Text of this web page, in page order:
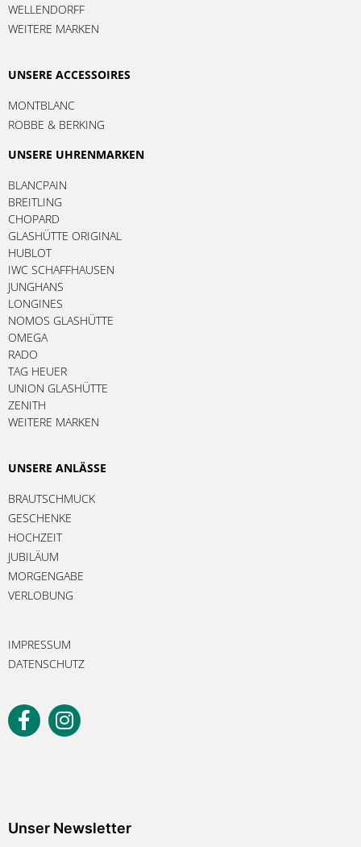
WELLENDORFF
WEITERE MARKEN
UNSERE ACCESSOIRES
MONTBLANC
ROBBE & BERKING
UNSERE UHRENMARKEN
BLANCPAIN
BREITLING
CHOPARD
GLASHÜTTE ORIGINAL
HUBLOT
IWC SCHAFFHAUSEN
JUNGHANS
LONGINES
NOMOS GLASHÜTTE
OMEGA
RADO
TAG HEUER
UNION GLASHÜTTE
ZENITH
WEITERE MARKEN
UNSERE ANLÄSSE
BRAUTSCHMUCK
GESCHENKE
HOCHZEIT
JUBILÄUM
MORGENGABE
VERLOBUNG
IMPRESSUM
DATENSCHUTZ
Unser Newsletter